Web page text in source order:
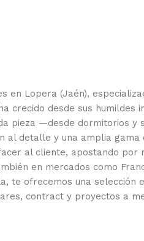
en Lopera (Jaén),
crecido desde sus humildes
pieza —desde dormitorios
detalle y una amplia
al cliente, apostando
en mercados como
te ofrecemos una selección
contract y proyectos a